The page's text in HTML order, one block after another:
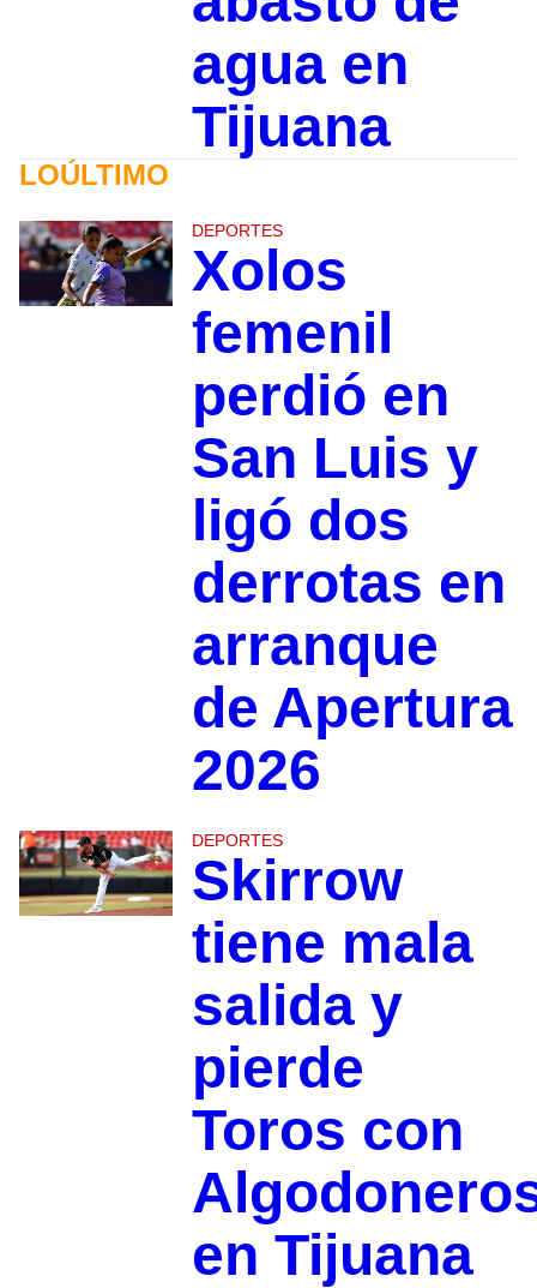
agua en
Tijuana
LOÚLTIMO
DEPORTES
Xolos
femenil
perdió en
San Luis y
ligó dos
derrotas en
arranque
de Apertura
2026
DEPORTES
Skirrow
tiene mala
salida y
pierde
Toros con
en Tijuana